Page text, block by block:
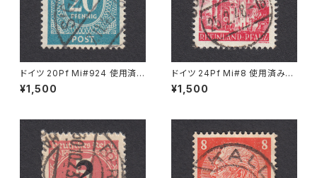
ドイツ 20Pf Mi#924 使用済み
切手｜SIGLINGEN 7.11.1947
¥1,500
ドイツ 24Pf Mi#8 使用済み切
手｜GUNTERSBLUM 25.2.19
48
¥1,500